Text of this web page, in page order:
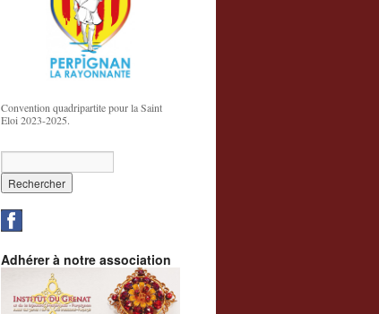
Convention quadripartite pour la Saint
Eloi 2023-2025.
Adhérer à notre association